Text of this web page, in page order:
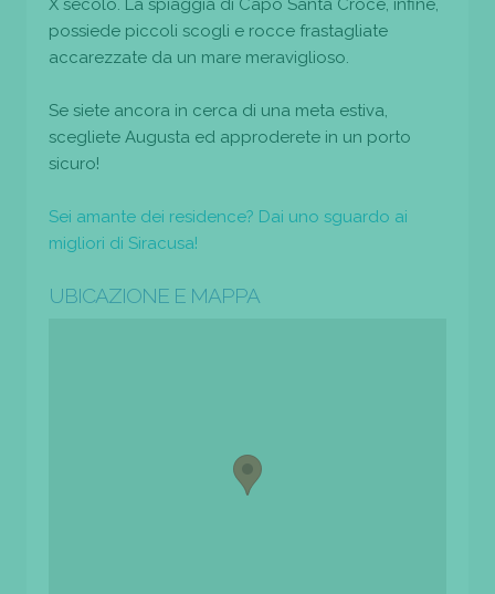
X secolo. La spiaggia di Capo Santa Croce, infine,
possiede piccoli scogli e rocce frastagliate
accarezzate da un mare meraviglioso.
Se siete ancora in cerca di una meta estiva,
scegliete Augusta ed approderete in un porto
sicuro!
Sei amante dei residence? Dai uno sguardo ai
migliori di Siracusa!
UBICAZIONE E MAPPA